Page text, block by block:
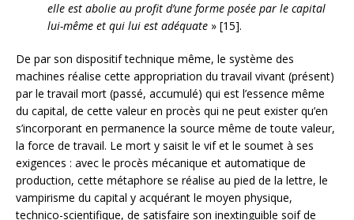
elle est abolie au profit d’une forme posée par le capital
lui-même et qui lui est adéquate » [15].
De par son dispositif technique même, le système des
machines réalise cette appropriation du travail vivant (présent)
par le travail mort (passé, accumulé) qui est l’essence même
du capital, de cette valeur en procès qui ne peut exister qu’en
s’incorporant en permanence la source même de toute valeur,
la force de travail. Le mort y saisit le vif et le soumet à ses
exigences : avec le procès mécanique et automatique de
production, cette métaphore se réalise au pied de la lettre, le
vampirisme du capital y acquérant le moyen physique,
technico-scientifique, de satisfaire son inextinguible soif de